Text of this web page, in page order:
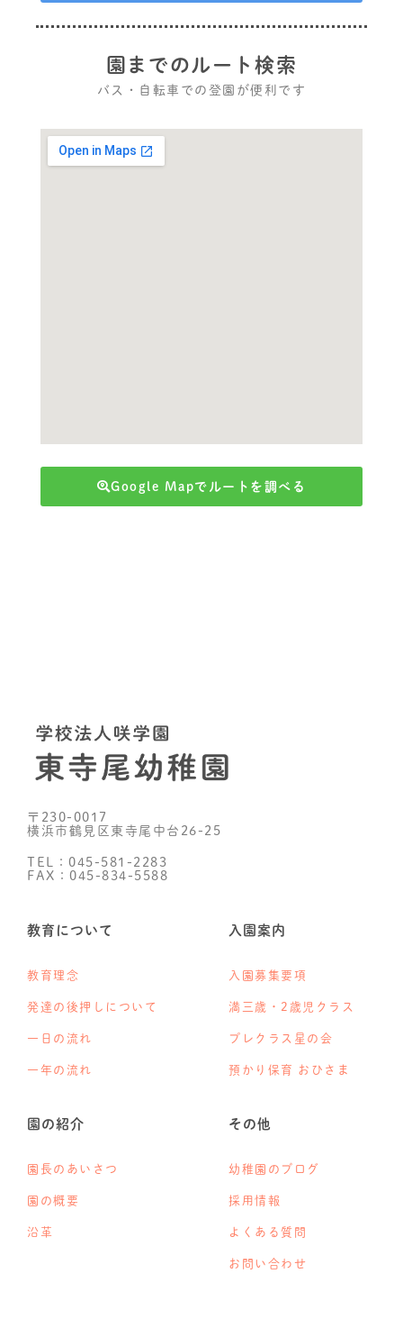
園までのルート検索
バス・自転車での登園が便利です
Google Mapでルートを調べる
〒230-0017
横浜市鶴見区東寺尾中台26-25
TEL：045-581-2283
FAX：045-834-5588
教育について
教育理念
発達の後押しについて
一日の流れ
一年の流れ
入園案内
入園募集要項
満三歳・2歳児クラス
プレクラス星の会
預かり保育 おひさま
園の紹介
園長のあいさつ
園の概要
沿革
その他
幼稚園のブログ
採用情報
よくある質問
お問い合わせ